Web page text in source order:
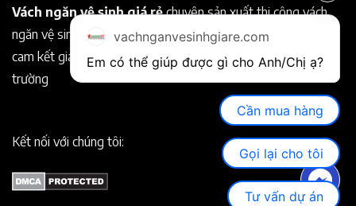
Vách ngăn vệ sinh giá rẻchuyên sản xuất thi công vách
ngăn vệ sinh Compact chất lượng tốt. Chuyên nghiệp, uy tín
cam kết giá rẻ hơn so với các nhà cung cấp khác trên thị
trường
Kết nối với chúng tôi:
vachnganvesinhgiare.com
Cần mua hàng
Gọi lại cho tôi
Tư vấn dự án